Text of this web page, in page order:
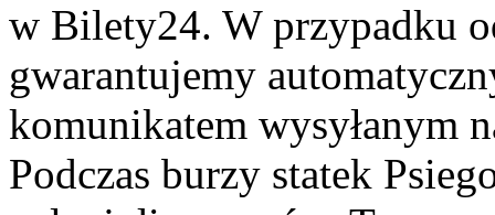
w Bilety24. W przypadku
gwarantujemy
komunikatem wysyłanym
Podczas burzy statek